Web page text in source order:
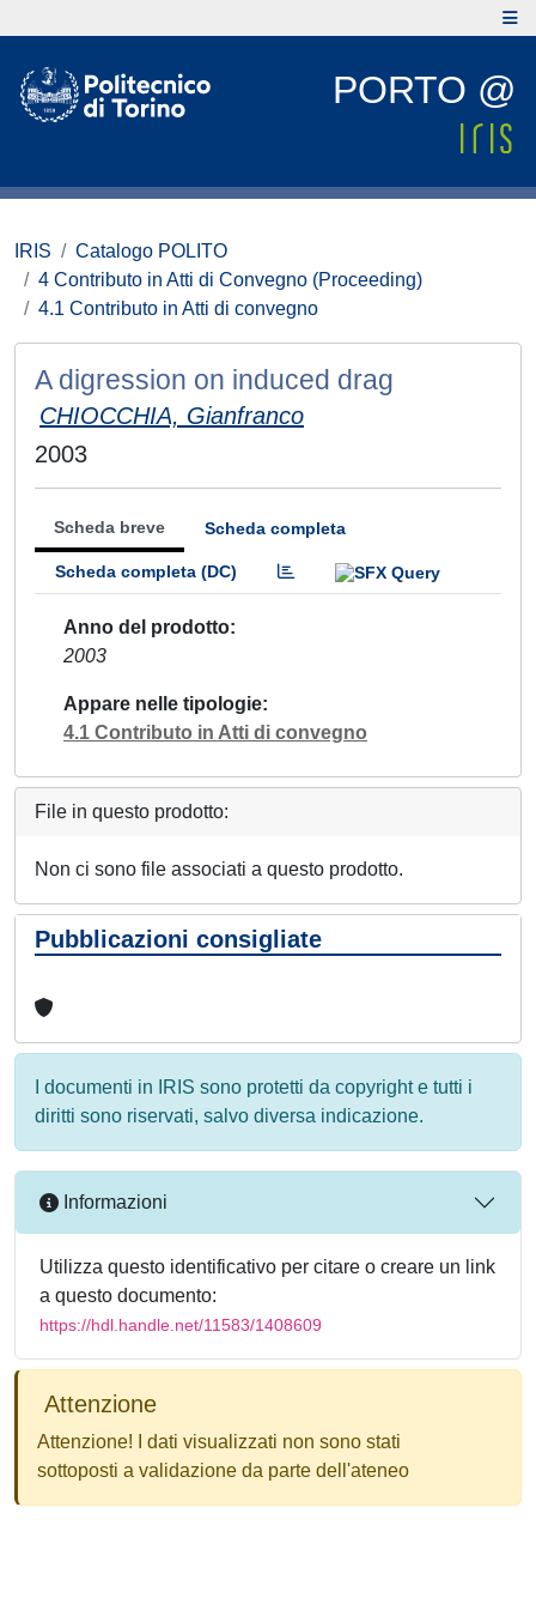
PORTO @
IRIS
Catalogo POLITO
4 Contributo in Atti di Convegno (Proceeding)
4.1 Contributo in Atti di convegno
A digression on induced drag
CHIOCCHIA, Gianfranco
2003
Scheda breve Scheda completa
Scheda completa (DC)
Anno del prodotto
2003
Appare nelle tipologie
4.1 Contributo in Atti di convegno
File in questo prodotto:
Non ci sono file associati a questo prodotto.
Pubblicazioni consigliate
I documenti in IRIS sono protetti da copyright e tutti i
diritti sono riservati, salvo diversa indicazione.
Informazioni
Utilizza questo identificativo per citare o creare un link
a questo documento:
https://hdl.handle.net/11583/1408609
Attenzione
Attenzione! I dati visualizzati non sono stati
sottoposti a validazione da parte dell'ateneo